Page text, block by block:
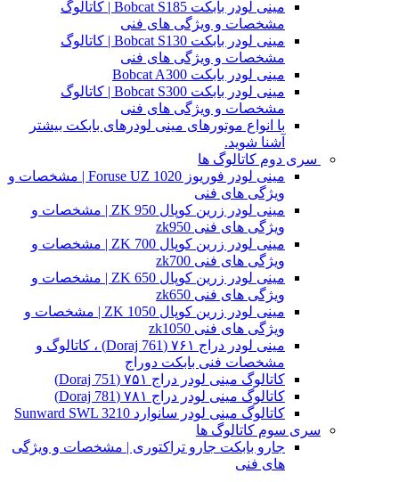
مینی لودر بابکت Bobcat S185 | کاتالوگ
مشخصات و ویژگی های فنی
مینی لودر بابکت Bobcat S130 | کاتالوگ
مشخصات و ویژگی های فنی
مینی لودر بابکت Bobcat A300
مینی لودر بابکت Bobcat S300 | کاتالوگ
مشخصات و ویژگی های فنی
با انواع موتورهای مینی لودرهای بابکت بیشتر
آشنا شوید.
سری دوم کاتالوگ ها
مینی لودر فوریوز Foruse UZ 1020 | مشخصات و
ویژگی های فنی
مینی لودر زرین کوپال ZK 950 | مشخصات و
ویژگی های فنی zk950
مینی لودر زرین کوپال ZK 700 | مشخصات و
ویژگی های فنی zk700
مینی لودر زرین کوپال ZK 650 | مشخصات و
ویژگی های فنی zk650
مینی لودر زرین کوپال ZK 1050 | مشخصات و
ویژگی های فنی zk1050
مینی لودر دراج ۷۶۱ (Doraj 761) ، کاتالوگ و
مشخصات فنی بابکت دوراج
کاتالوگ مینی لودر دراج ۷۵۱ (Doraj 751)
کاتالوگ مینی لودر دراج ۷۸۱ (Doraj 781)
کاتالوگ مینی لودر سانوارد Sunward SWL 3210
سری سوم کاتالوگ ها
جارو بابکت جارو تراکتوری | مشخصات و ویژگی
های فنی